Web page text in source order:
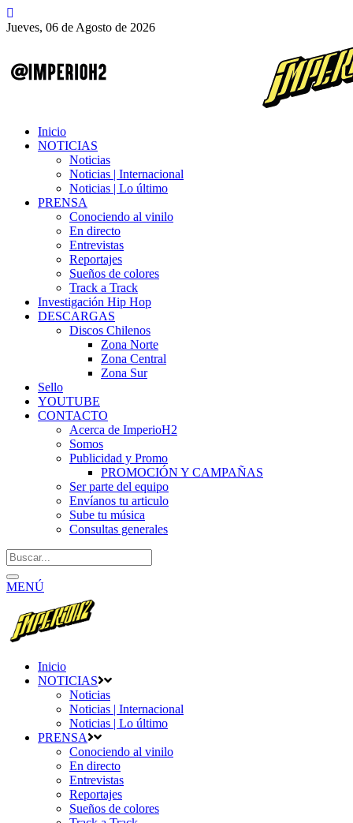
Jueves, 06 de Agosto de 2026
Inicio
NOTICIAS
Noticias
Noticias | Internacional
Noticias | Lo último
PRENSA
Conociendo al vinilo
En directo
Entrevistas
Reportajes
Sueños de colores
Track a Track
Investigación Hip Hop
DESCARGAS
Discos Chilenos
Zona Norte
Zona Central
Zona Sur
Sello
YOUTUBE
CONTACTO
Acerca de ImperioH2
Somos
Publicidad y Promo
PROMOCIÓN Y CAMPAÑAS
Ser parte del equipo
Envíanos tu articulo
Sube tu música
Consultas generales
MENÚ
Inicio
NOTICIAS
Noticias
Noticias | Internacional
Noticias | Lo último
PRENSA
Conociendo al vinilo
En directo
Entrevistas
Reportajes
Sueños de colores